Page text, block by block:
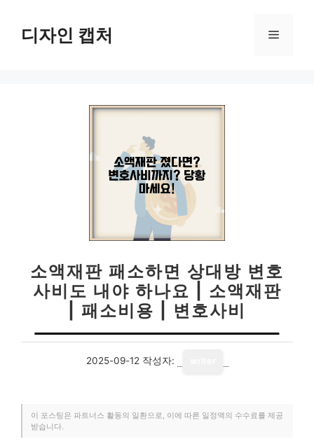
디자인 캡처 메
소액재판 패소하면 상대방 변호
사비도 내야 하나요 | 소액재판
| 패소비용 | 변호사비
2025-09-12 작성자:
이 포스팅은 파트너스 활동의 일환으로, 이에 따른 일정액의 수수료를 제공
받습니다.